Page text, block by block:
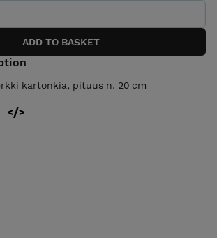
kartonkia, pituus n. 20 cm